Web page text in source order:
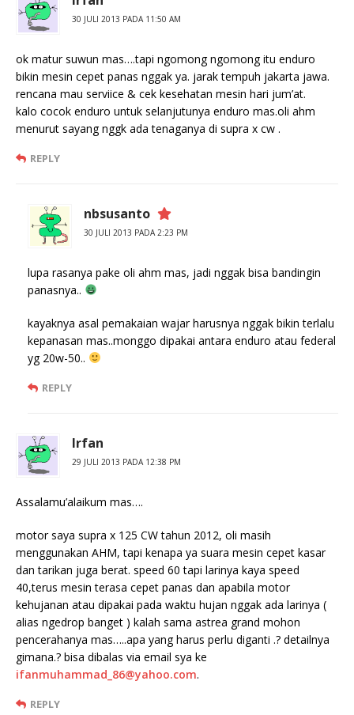
30 JULI 2013 PADA 11:50 AM
ok matur suwun mas….tapi ngomong ngomong itu enduro
bikin mesin cepet panas nggak ya. jarak tempuh jakarta jawa.
rencana mau serviice & cek kesehatan mesin hari jum’at.
kalo cocok enduro untuk selanjutunya enduro mas.oli ahm
menurut sayang nggk ada tenaganya di supra x cw .
REPLY
nbsusanto
30 JULI 2013 PADA 2:23 PM
lupa rasanya pake oli ahm mas, jadi nggak bisa bandingin
panasnya..
kayaknya asal pemakaian wajar harusnya nggak bikin terlalu
kepanasan mas..monggo dipakai antara enduro atau federal
yg 20w-50..
REPLY
Irfan
29 JULI 2013 PADA 12:38 PM
Assalamu’alaikum mas….
motor saya supra x 125 CW tahun 2012, oli masih
menggunakan AHM, tapi kenapa ya suara mesin cepet kasar
dan tarikan juga berat. speed 60 tapi larinya kaya speed
40,terus mesin terasa cepet panas dan apabila motor
kehujanan atau dipakai pada waktu hujan nggak ada larinya (
alias ngedrop banget ) kalah sama astrea grand mohon
pencerahanya mas…..apa yang harus perlu diganti .? detailnya
gimana.? bisa dibalas via email sya ke
ifanmuhammad_86@yahoo.com.
REPLY